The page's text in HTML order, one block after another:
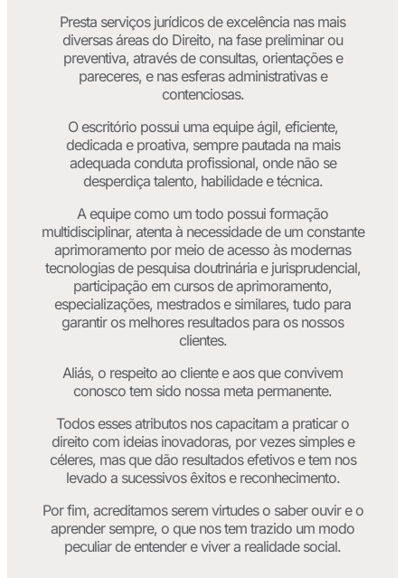
Presta serviços jurídicos de excelência nas mais
diversas áreas do Direito, na fase preliminar ou
preventiva, através de consultas, orientações e
pareceres, e nas esferas administrativas e
contenciosas.
O escritório possui uma equipe ágil, eficiente,
dedicada e proativa, sempre pautada na mais
adequada conduta profissional, onde não se
desperdiça talento, habilidade e técnica.
A equipe como um todo possui formação
multidisciplinar, atenta à necessidade de um constante
aprimoramento por meio de acesso às modernas
tecnologias de pesquisa doutrinária e jurisprudencial,
participação em cursos de aprimoramento,
especializações, mestrados e similares, tudo para
garantir os melhores resultados para os nossos
clientes.
Aliás, o respeito ao cliente e aos que convivem
conosco tem sido nossa meta permanente.
Todos esses atributos nos capacitam a praticar o
direito com ideias inovadoras, por vezes simples e
céleres, mas que dão resultados efetivos e tem nos
levado a sucessivos êxitos e reconhecimento.
Por fim, acreditamos serem virtudes o saber ouvir e o
aprender sempre, o que nos tem trazido um modo
peculiar de entender e viver a realidade social.